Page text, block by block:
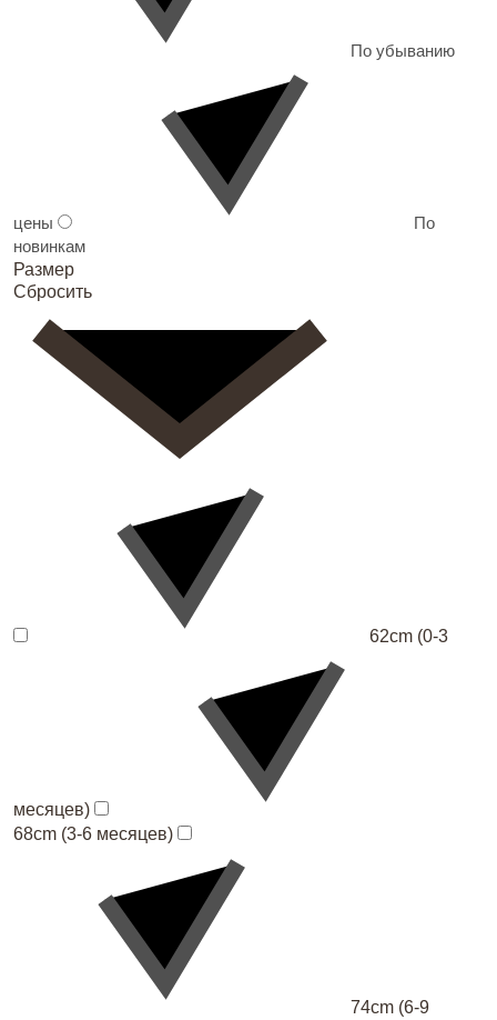
По убыванию
цены
По
новинкам
Размер
Сбросить
62cm (0-3
месяцев)
68cm (3-6 месяцев)
74cm (6-9